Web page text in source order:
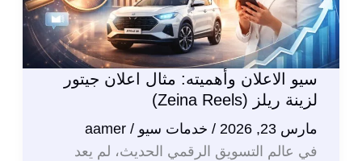
سيو الاعلان وأهميته: مثال اعلان جيتور
لزينة ريلز (Zeina Reels)
مارس 23, 2026 / خدمات سيو /
aamer
في عالم التسويق الرقمي الحديث، لم يعد